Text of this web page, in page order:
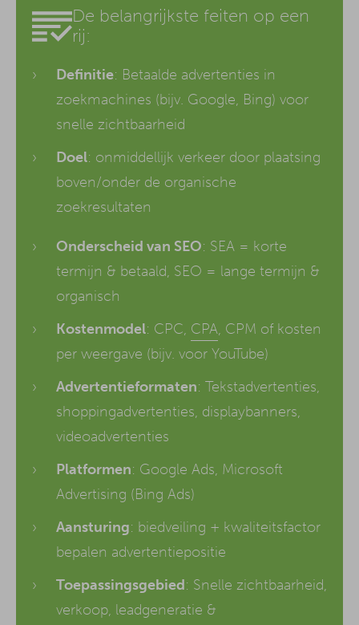
De belangrijkste feiten op een
rij:
Definitie: Betaalde advertenties in
zoekmachines (bijv. Google, Bing) voor
snelle zichtbaarheid
Doel: onmiddellijk verkeer door plaatsing
boven/onder de organische
zoekresultaten
Onderscheid van SEO: SEA = korte
termijn & betaald, SEO = lange termijn &
organisch
Kostenmodel: CPC, CPA, CPM of kosten
per weergave (bijv. voor YouTube)
Advertentieformaten: Tekstadvertenties,
shoppingadvertenties, displaybanners,
videoadvertenties
Platformen: Google Ads, Microsoft
Advertising (Bing Ads)
Aansturing: biedveiling + kwaliteitsfactor
bepalen advertentiepositie
Toepassingsgebied: Snelle zichtbaarheid,
verkoop, leadgeneratie &